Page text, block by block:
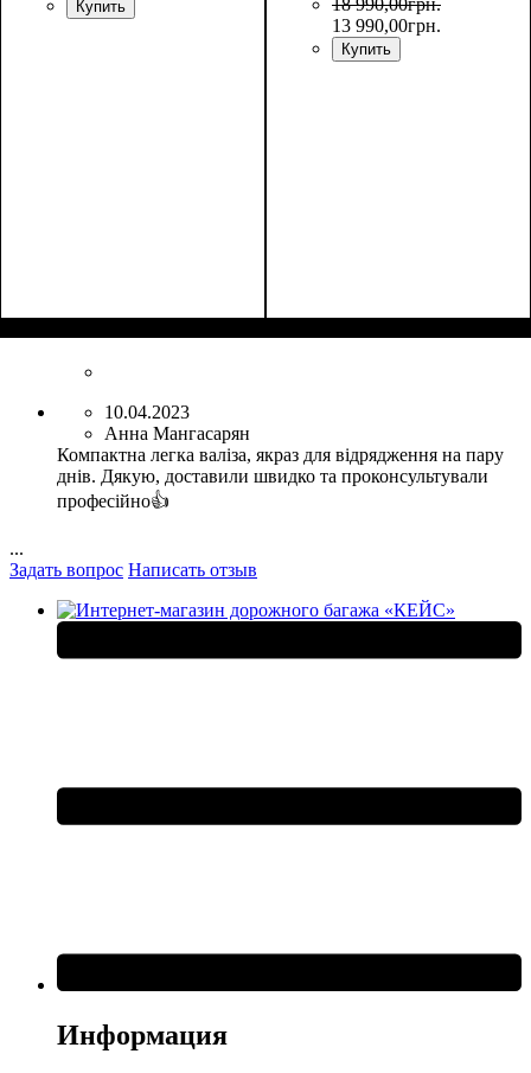
Купить 18 990,00грн.
13 990,00грн.
Купить
10.04.2023
Анна Мангасарян
Компактна легка валіза, якраз для відрядження на пару
днів. Дякую, доставили швидко та проконсультували
професійно👍
...
Задать вопрос Написать отзыв
Информация